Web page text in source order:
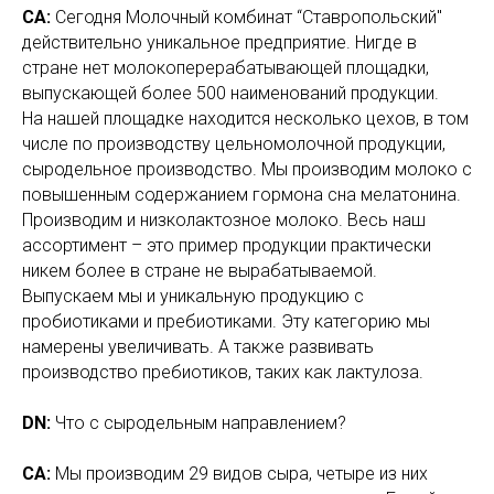
СА: Сегодня Молочный комбинат “Ставропольский"
действительно уникальное предприятие. Нигде в
стране нет молокоперерабатывающей площадки,
выпускающей более 500 наименований продукции.
На нашей площадке находится несколько цехов, в том
числе по производству цельномолочной продукции,
сыродельное производство. Мы производим молоко с
повышенным содержанием гормона сна мелатонина.
Производим и низколактозное молоко. Весь наш
ассортимент – это пример продукции практически
никем более в стране не вырабатываемой.
Выпускаем мы и уникальную продукцию с
пробиотиками и пребиотиками. Эту категорию мы
намерены увеличивать. А также развивать
производство пребиотиков, таких как лактулоза.
DN: Что с сыродельным направлением?
СА: Мы производим 29 видов сыра, четыре из них